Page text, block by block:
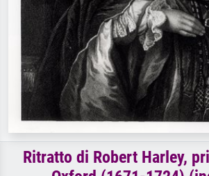
Ritratto di Robert Harley,